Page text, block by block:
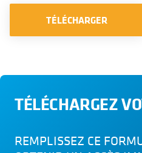
TÉLÉCHARGER
TÉLÉCHARGEZ
REMPLISSEZ CE